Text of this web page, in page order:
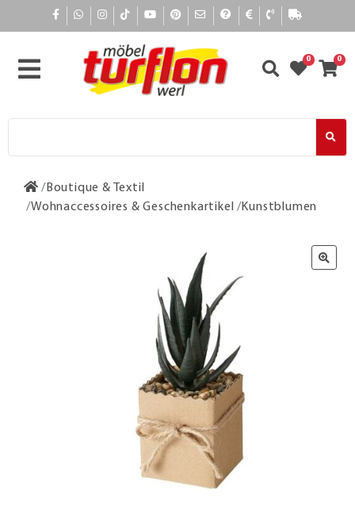
0 0
Boutique & Textil
Wohnaccessoires & Geschenkartikel
Kunstblumen